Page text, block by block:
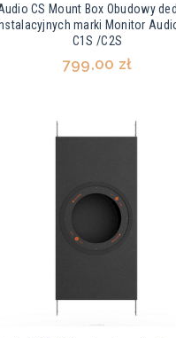
CS Mount Box Obudowy
marki Monitor
C1S /C2S
799,00 zł